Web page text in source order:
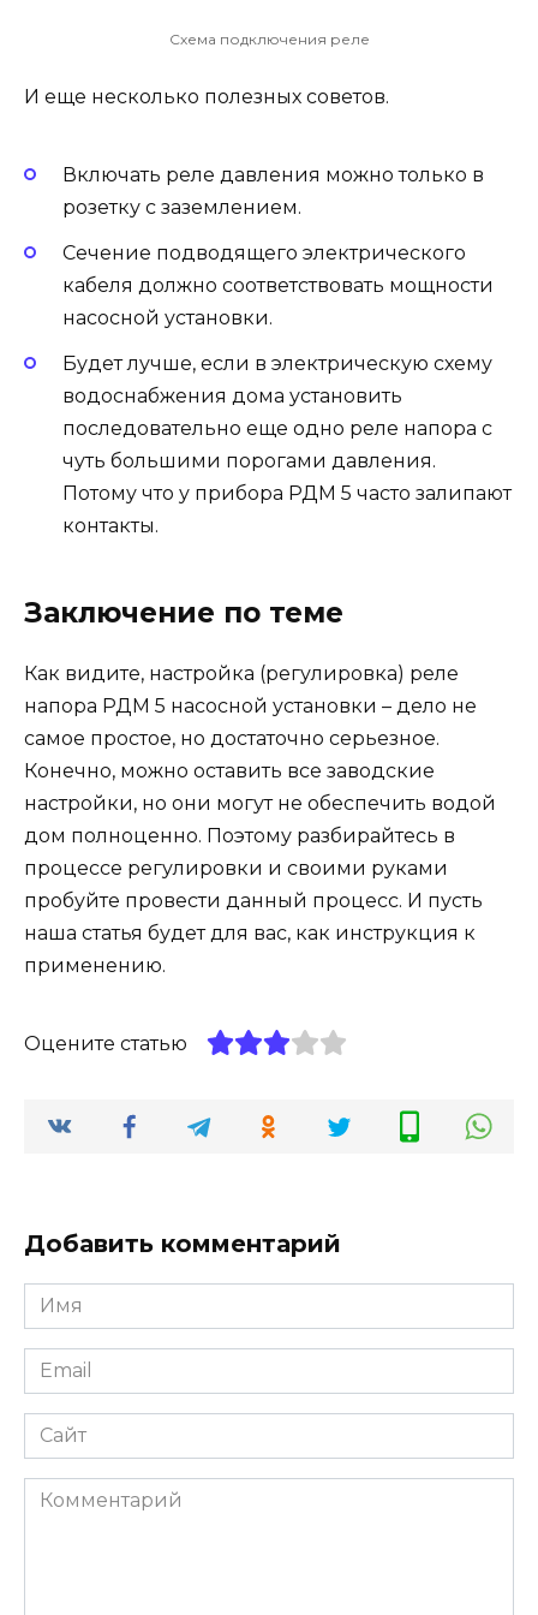
Схема подключения реле
И еще несколько полезных советов.
Включать реле давления можно только в
розетку с заземлением.
Сечение подводящего электрического
кабеля должно соответствовать мощности
насосной установки.
Будет лучше, если в электрическую схему
водоснабжения дома установить
последовательно еще одно реле напора с
чуть большими порогами давления.
Потому что у прибора РДМ 5 часто залипают
контакты.
Заключение по теме
Как видите, настройка (регулировка) реле
напора РДМ 5 насосной установки – дело не
самое простое, но достаточно серьезное.
Конечно, можно оставить все заводские
настройки, но они могут не обеспечить водой
дом полноценно. Поэтому разбирайтесь в
процессе регулировки и своими руками
пробуйте провести данный процесс. И пусть
наша статья будет для вас, как инструкция к
применению.
Оцените статью
Добавить комментарий
Имя
Email
Сайт
Комментарий